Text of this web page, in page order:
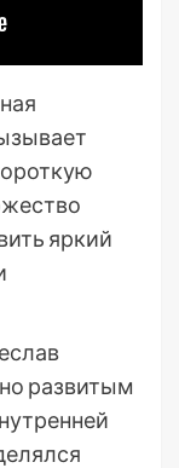
яркий
развитым